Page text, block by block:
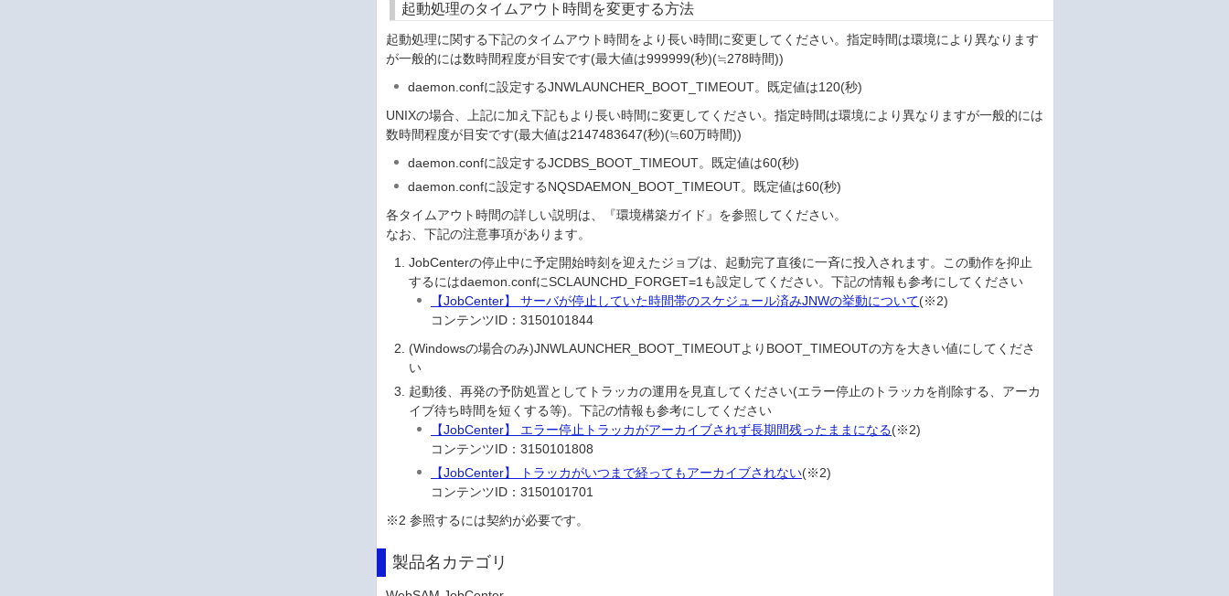
起動処理のタイムアウト時間を変更する方法
起動処理に関する下記のタイムアウト時間をより長い時間に変更してください。指定時間は環境により異なります
が一般的には数時間程度が目安です(最大値は999999(秒)(≒278時間))
daemon.confに設定するJNWLAUNCHER_BOOT_TIMEOUT。既定値は120(秒)
UNIXの場合、上記に加え下記もより長い時間に変更してください。指定時間は環境により異なりますが一般的には
数時間程度が目安です(最大値は2147483647(秒)(≒60万時間))
daemon.confに設定するJCDBS_BOOT_TIMEOUT。既定値は60(秒)
daemon.confに設定するNQSDAEMON_BOOT_TIMEOUT。既定値は60(秒)
各タイムアウト時間の詳しい説明は、『環境構築ガイド』を参照してください。
なお、下記の注意事項があります。
JobCenterの停止中に予定開始時刻を迎えたジョブは、起動完了直後に一斉に投入されます。この動作を抑止
するにはdaemon.confにSCLAUNCHD_FORGET=1も設定してください。下記の情報も参考にしてください
【JobCenter】 サーバが停止していた時間帯のスケジュール済みJNWの挙動について(※2)
コンテンツID：3150101844
(Windowsの場合のみ)JNWLAUNCHER_BOOT_TIMEOUTよりBOOT_TIMEOUTの方を大きい値にしてくださ
い
起動後、再発の予防処置としてトラッカの運用を見直してください(エラー停止のトラッカを削除する、アーカ
イブ待ち時間を短くする等)。下記の情報も参考にしてください
【JobCenter】 エラー停止トラッカがアーカイブされず長期間残ったままになる(※2)
コンテンツID：3150101808
【JobCenter】 トラッカがいつまで経ってもアーカイブされない(※2)
コンテンツID：3150101701
※2 参照するには契約が必要です。
製品名カテゴリ